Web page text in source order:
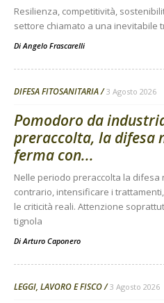
Resilienza, competitività,
settore chiamato a una inevitabile
DiAngelo Frascarelli
DIFESA FITOSANITARIA 3 Agosto 2026
Pomodoro da
preraccolta, la difesa
ferma con...
Nelle periodo preraccolta la
contrario, intensificare i
le criticità reali. Attenzione
tignola
DiArturo Caponero
LEGGI, LAVORO E FISCO 3 Agosto 2026